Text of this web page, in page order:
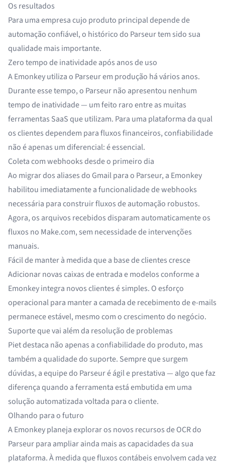
Os resultados
Para uma empresa cujo produto principal depende de
automação confiável, o histórico do Parseur tem sido sua
qualidade mais importante.
Zero tempo de inatividade após anos de uso
A Emonkey utiliza o Parseur em produção há vários anos.
Durante esse tempo, o Parseur não apresentou nenhum
tempo de inatividade — um feito raro entre as muitas
ferramentas SaaS que utilizam. Para uma plataforma da qual
os clientes dependem para fluxos financeiros, confiabilidade
não é apenas um diferencial: é essencial.
Coleta com webhooks desde o primeiro dia
Ao migrar dos aliases do Gmail para o Parseur, a Emonkey
habilitou imediatamente a funcionalidade de webhooks
necessária para construir fluxos de automação robustos.
Agora, os arquivos recebidos disparam automaticamente os
fluxos no Make.com, sem necessidade de intervenções
manuais.
Fácil de manter à medida que a base de clientes cresce
Adicionar novas caixas de entrada e modelos conforme a
Emonkey integra novos clientes é simples. O esforço
operacional para manter a camada de recebimento de e-mails
permanece estável, mesmo com o crescimento do negócio.
Suporte que vai além da resolução de problemas
Piet destaca não apenas a confiabilidade do produto, mas
também a qualidade do suporte. Sempre que surgem
dúvidas, a equipe do Parseur é ágil e prestativa — algo que faz
diferença quando a ferramenta está embutida em uma
solução automatizada voltada para o cliente.
Olhando para o futuro
A Emonkey planeja explorar os novos recursos de OCRdo
Parseur para ampliar ainda mais as capacidades da sua
plataforma. À medida que fluxos contábeis envolvem cada vez